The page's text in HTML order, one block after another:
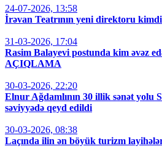
24-07-2026, 13:58
İrəvan Teatrının yeni direktoru
31-03-2026, 17:04
Rasim Balayevi postunda kim əvəz
AÇIQLAMA
30-03-2026, 22:20
Elnur Ağdamlının 30 illik sənət yolu
səviyyədə qeyd edildi
30-03-2026, 08:38
Laçında ilin ən böyük turizm